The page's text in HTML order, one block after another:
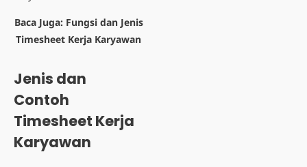
Baca Juga: Fungsi dan Jenis
Timesheet Kerja Karyawan
Jenis dan
Contoh
Timesheet Kerja
Karyawan